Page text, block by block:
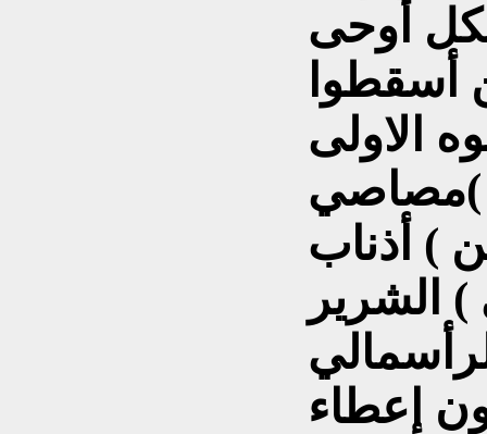
أوحى
أسقطوا
الاولى
)مصاصي
) أذناب
) الشرير
إعطاء